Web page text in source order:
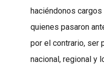
haciéndonos
quienes pasaron
por el contrario, ser
nacional, regional y